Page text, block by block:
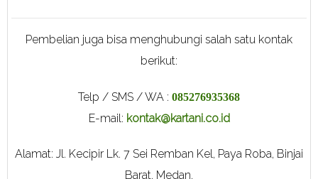
Pembelian juga bisa menghubungi salah satu kontak
berikut:
Telp / SMS / WA : 085276935368
E-mail: kontak@kartani.co.id
Alamat: Jl. Kecipir Lk. 7 Sei Remban Kel, Paya Roba, Binjai
Barat, Medan,